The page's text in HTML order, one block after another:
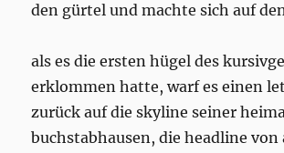
den gürtel und machte sich auf
als es die ersten hügel des
erklommen hatte, warf es einen
zurück auf die skyline seiner
buchstabhausen, die headline